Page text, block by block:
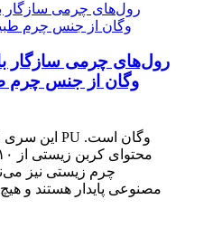
رول‌های چرمی سازگار
وگان از جنس چرم
چرم زیستی نیز
مصنوعی پایدار هستند و